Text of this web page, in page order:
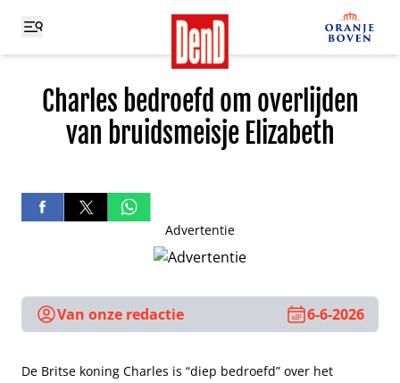
Charles bedroefd om overlijden
van bruidsmeisje Elizabeth
Advertentie
Van onze redactie 6-6-2026
De Britse koning Charles is “diep bedroefd” over het